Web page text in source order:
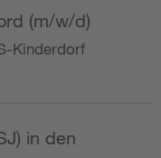
(m/w/d)
Kinderdorf
in den